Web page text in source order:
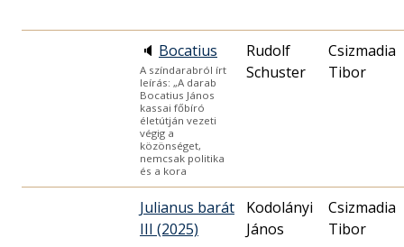
🔈 Bocatius
A színdarabról írt
leírás: „A darab
Bocatius János
kassai főbíró
életútján vezeti
végig a
közönséget,
nemcsak politika
és a kora
Rudolf
Schuster
Csizmadia
Tibor
Julianus barát
III (2025)
Kodolányi
János
Csizmadia
Tibor